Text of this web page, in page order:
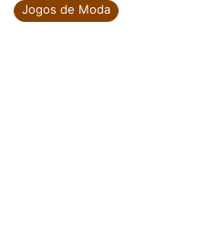
Jogos de Moda